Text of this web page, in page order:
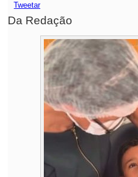
Tweetar
Da Redação